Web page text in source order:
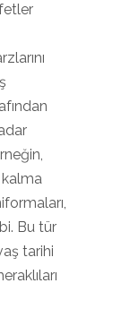
kalma
Bu tür
tarihi